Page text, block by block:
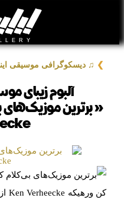
❯ ♫ دیسکوگرافی موسیقی
آلبوم زیبای
»